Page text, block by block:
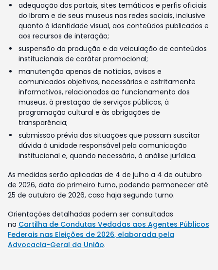
adequação dos portais, sites temáticos e perfis oficiais
do Ibram e de seus museus nas redes sociais, inclusive
quanto à identidade visual, aos conteúdos publicados e
aos recursos de interação;
suspensão da produção e da veiculação de conteúdos
institucionais de caráter promocional;
manutenção apenas de notícias, avisos e
comunicados objetivos, necessários e estritamente
informativos, relacionados ao funcionamento dos
museus, à prestação de serviços públicos, à
programação cultural e às obrigações de
transparência;
submissão prévia das situações que possam suscitar
dúvida à unidade responsável pela comunicação
institucional e, quando necessário, à análise jurídica.
As medidas serão aplicadas de 4 de julho a 4 de outubro
de 2026, data do primeiro turno, podendo permanecer até
25 de outubro de 2026, caso haja segundo turno.
Orientações detalhadas podem ser consultadas
na Cartilha de Condutas Vedadas aos Agentes Públicos
Federais nas Eleições de 2026, elaborada pela
Advocacia-Geral da União.